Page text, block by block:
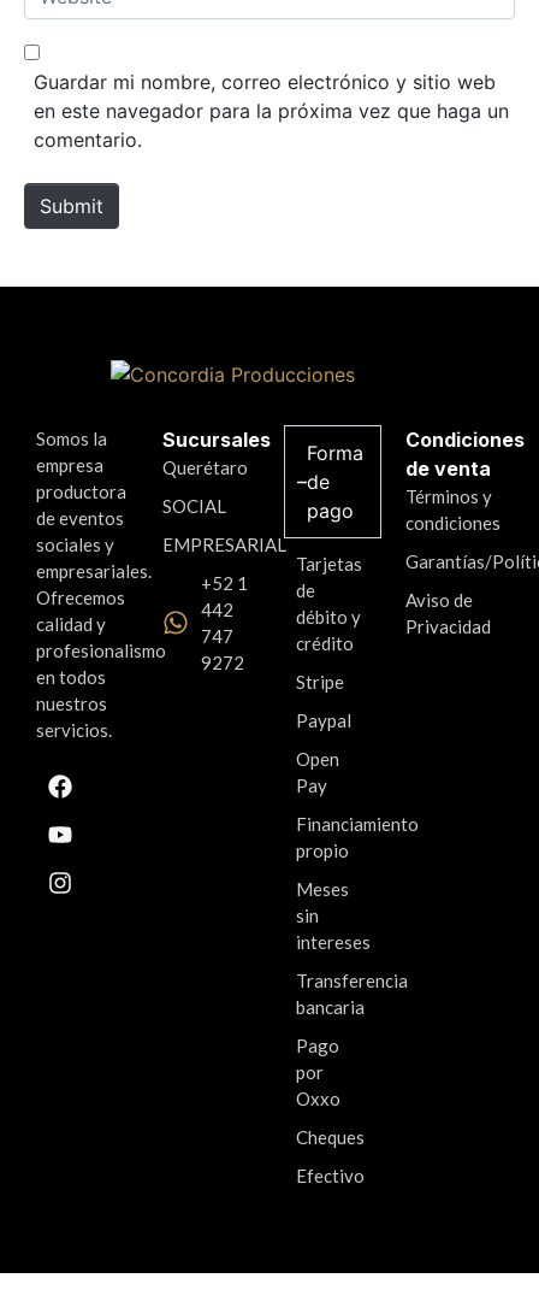
*
e
b
Guardar mi nombre, correo electrónico y sitio web
en este navegador para la próxima vez que haga un
comentario.
Submit
Somos la
empresa
productora
de eventos
sociales y
empresariales.
Ofrecemos
calidad y
profesionalismo
en todos
nuestros
servicios.
Sucursales
Querétaro
SOCIAL
EMPRESARIAL
+52 1
442
747
9272
Forma
de
pago
Tarjetas
de
débito y
crédito
Stripe
Paypal
Open
Pay
Financiamiento
propio
Meses
sin
intereses
Transferencia
bancaria
Pago
por
Oxxo
Cheques
Efectivo
Condiciones
de venta
Términos y
condiciones
Garantías/
Aviso de
Privacidad